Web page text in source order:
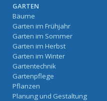
GARTEN
Bäume
Garten im Frühjahr
Garten im Sommer
Garten im Herbst
Garten im Winter
Gartentechnik
Gartenpflege
Pflanzen
Planung und Gestaltung